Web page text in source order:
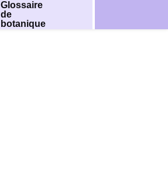
Glossaire
de
botanique